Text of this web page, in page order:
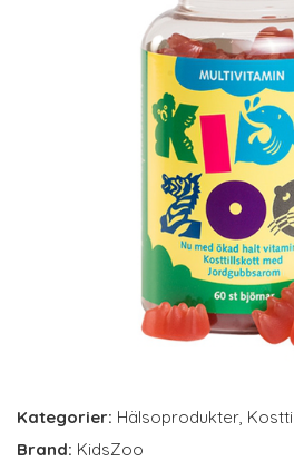
Kategorier: Hälsoprodukter,
Brand: KidsZoo